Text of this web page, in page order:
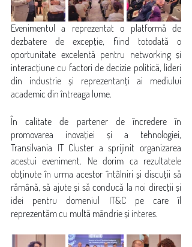
Evenimentul a reprezentat o platformă de
dezbatere de excepție, fiind totodată o
oportunitate excelentă pentru networking și
interacțiune cu factori de decizie politică, lideri
din industrie și reprezentanți ai mediului
academic din întreaga lume.
În calitate de partener de încredere în
promovarea inovației și a tehnologiei,
Transilvania IT Cluster a sprijinit organizarea
acestui eveniment. Ne dorim ca rezultatele
obținute în urma acestor întâlniri și discuții să
rămână, să ajute și să conducă la noi direcții și
idei pentru domeniul IT&C pe care îl
reprezentăm cu multă mândrie și interes.